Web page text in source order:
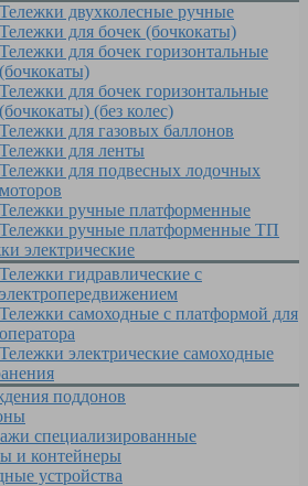
Тележки двухколесные ручные
Тележки для бочек (бочкокаты)
Тележки для бочек горизонтальные
(бочкокаты)
Тележки для бочек горизонтальные
(бочкокаты) (без колес)
Тележки для газовых баллонов
Тележки для ленты
Тележки для подвесных лодочных
моторов
Тележки ручные платформенные
Тележки ручные платформенные ТП
электрические
Тележки гидравлические с
электропередвижением
Тележки самоходные с платформой для
оператора
Тележки электрические самоходные
поддонов
специализированные
и контейнеры
устройства